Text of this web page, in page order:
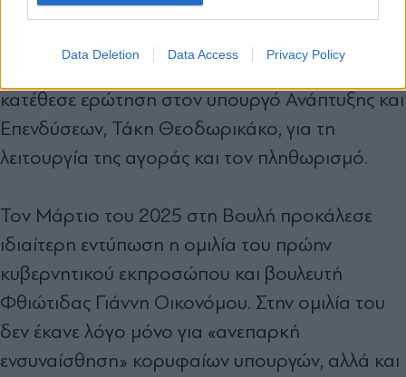
Data Deletion Data Access Privacy Policy
απομάκρυνση του Γιώργου Γεραπετρίτη από το
ΥΠΕΞ. Λίγες ημέρες μετά, ο καραμανλικών
κατέθεσε ερώτηση στον υπουργό Ανάπτυξης και
Επενδύσεων, Τάκη Θεοδωρικάκο, για τη
λειτουργία της αγοράς και τον πληθωρισμό.
Τον Μάρτιο του 2025 στη Βουλή προκάλεσε
ιδιαίτερη εντύπωση η ομιλία του πρώην
κυβερνητικού εκπροσώπου και βουλευτή
Φθιώτιδας Γιάννη Οικονόμου. Στην ομιλία του
δεν έκανε λόγο μόνο για «ανεπαρκή
ενσυναίσθηση» κορυφαίων υπουργών, αλλά και